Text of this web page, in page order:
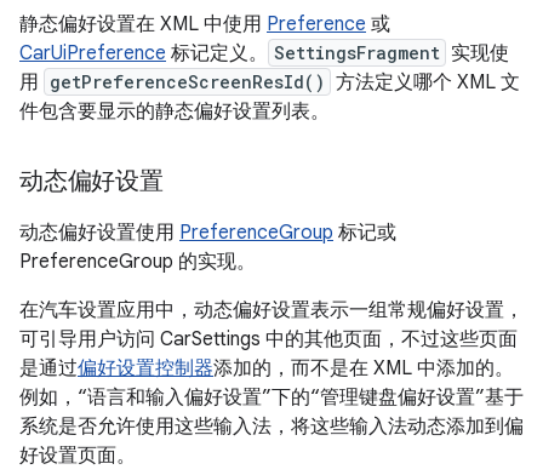
静态偏好设置在 XML 中使用 Preference 或
CarUiPreference 标记定义。 SettingsFragment 实现使
用 getPreferenceScreenResId() 方法定义哪个 XML 文
件包含要显示的静态偏好设置列表。
动态偏好设置
动态偏好设置使用 PreferenceGroup 标记或
PreferenceGroup 的实现。
在汽车设置应用中，动态偏好设置表示一组常规偏好设置，
可引导用户访问 CarSettings 中的其他页面，不过这些页面
是通过偏好设置控制器添加的，而不是在 XML 中添加的。
例如，“语言和输入偏好设置”下的“管理键盘偏好设置”基于
系统是否允许使用这些输入法，将这些输入法动态添加到偏
好设置页面。